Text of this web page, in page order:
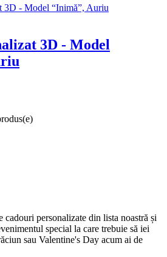
3D - Model
cadouri personalizate din lista noastră și
special la care trebuie să iei
sau Valentine's Day acum ai de